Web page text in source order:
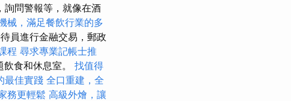
詢問警報等，就像在酒
械，滿足餐飲行業的多
員進行金融交易，郵政
程 尋求專業記帳士推
食和休息室。 找值得
最佳實踐 全口重建，全
務更輕鬆 高級外燴，讓